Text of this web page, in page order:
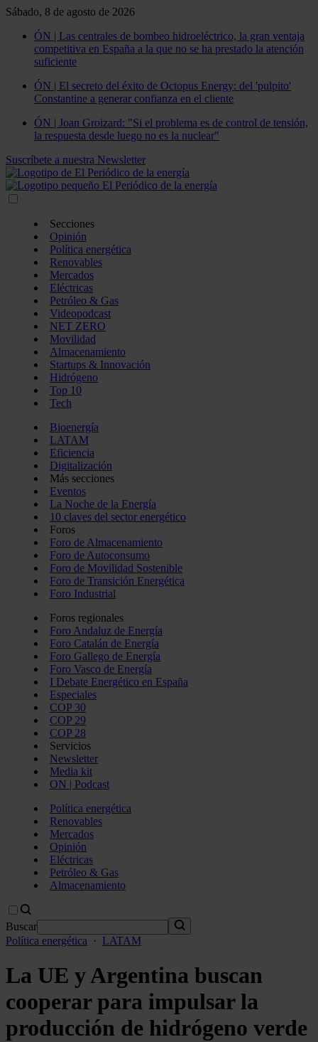
Sábado, 8 de agosto de 2026
ÓN | Las centrales de bombeo hidroeléctrico, la gran ventaja
competitiva en España a la que no se ha prestado la atención
suficiente
ÓN | El secreto del éxito de Octopus Energy: del 'pulpito'
Constantine a generar confianza en el cliente
ÓN | Joan Groizard: "Si el problema es de control de tensión,
la respuesta desde luego no es la nuclear"
Suscríbete a nuestra Newsletter
Secciones
Opinión
Política energética
Renovables
Mercados
Eléctricas
Petróleo & Gas
Videopodcast
NET ZERO
Movilidad
Almacenamiento
Startups & Innovación
Hidrógeno
Top 10
Tech
Bioenergía
LATAM
Eficiencia
Digitalización
Más secciones
Eventos
La Noche de la Energía
10 claves del sector energético
Foros
Foro de Almacenamiento
Foro de Autoconsumo
Foro de Movilidad Sostenible
Foro de Transición Energética
Foro Industrial
Foros regionales
Foro Andaluz de Energía
Foro Catalán de Energía
Foro Gallego de Energía
Foro Vasco de Energía
I Debate Energético en España
Especiales
COP 30
COP 29
COP 28
Servicios
Newsletter
Media kit
ON | Podcast
Política energética
Renovables
Mercados
Opinión
Eléctricas
Petróleo & Gas
Almacenamiento
Buscar
Política energética
· LATAM
La UE y Argentina buscan
cooperar para impulsar la
producción de hidrógeno verde